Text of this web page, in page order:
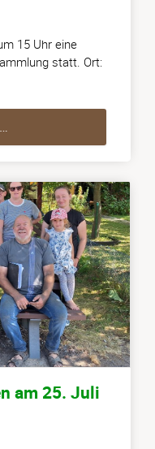
15 Uhr eine
statt. Ort:
am 25. Juli